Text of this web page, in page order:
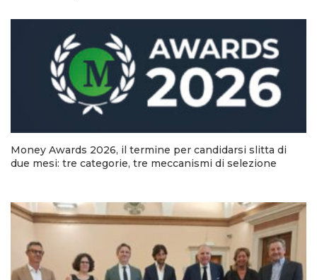
NORMATIVE
TREND
CASE HISTORY
Money Awards 2026, il termine per candidarsi slitta di
due mesi: tre categorie, tre meccanismi di selezione